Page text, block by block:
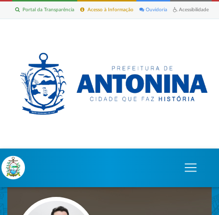
Acessibilidade
Ouvidoria
Acesso à Informação
Portal da Transparência